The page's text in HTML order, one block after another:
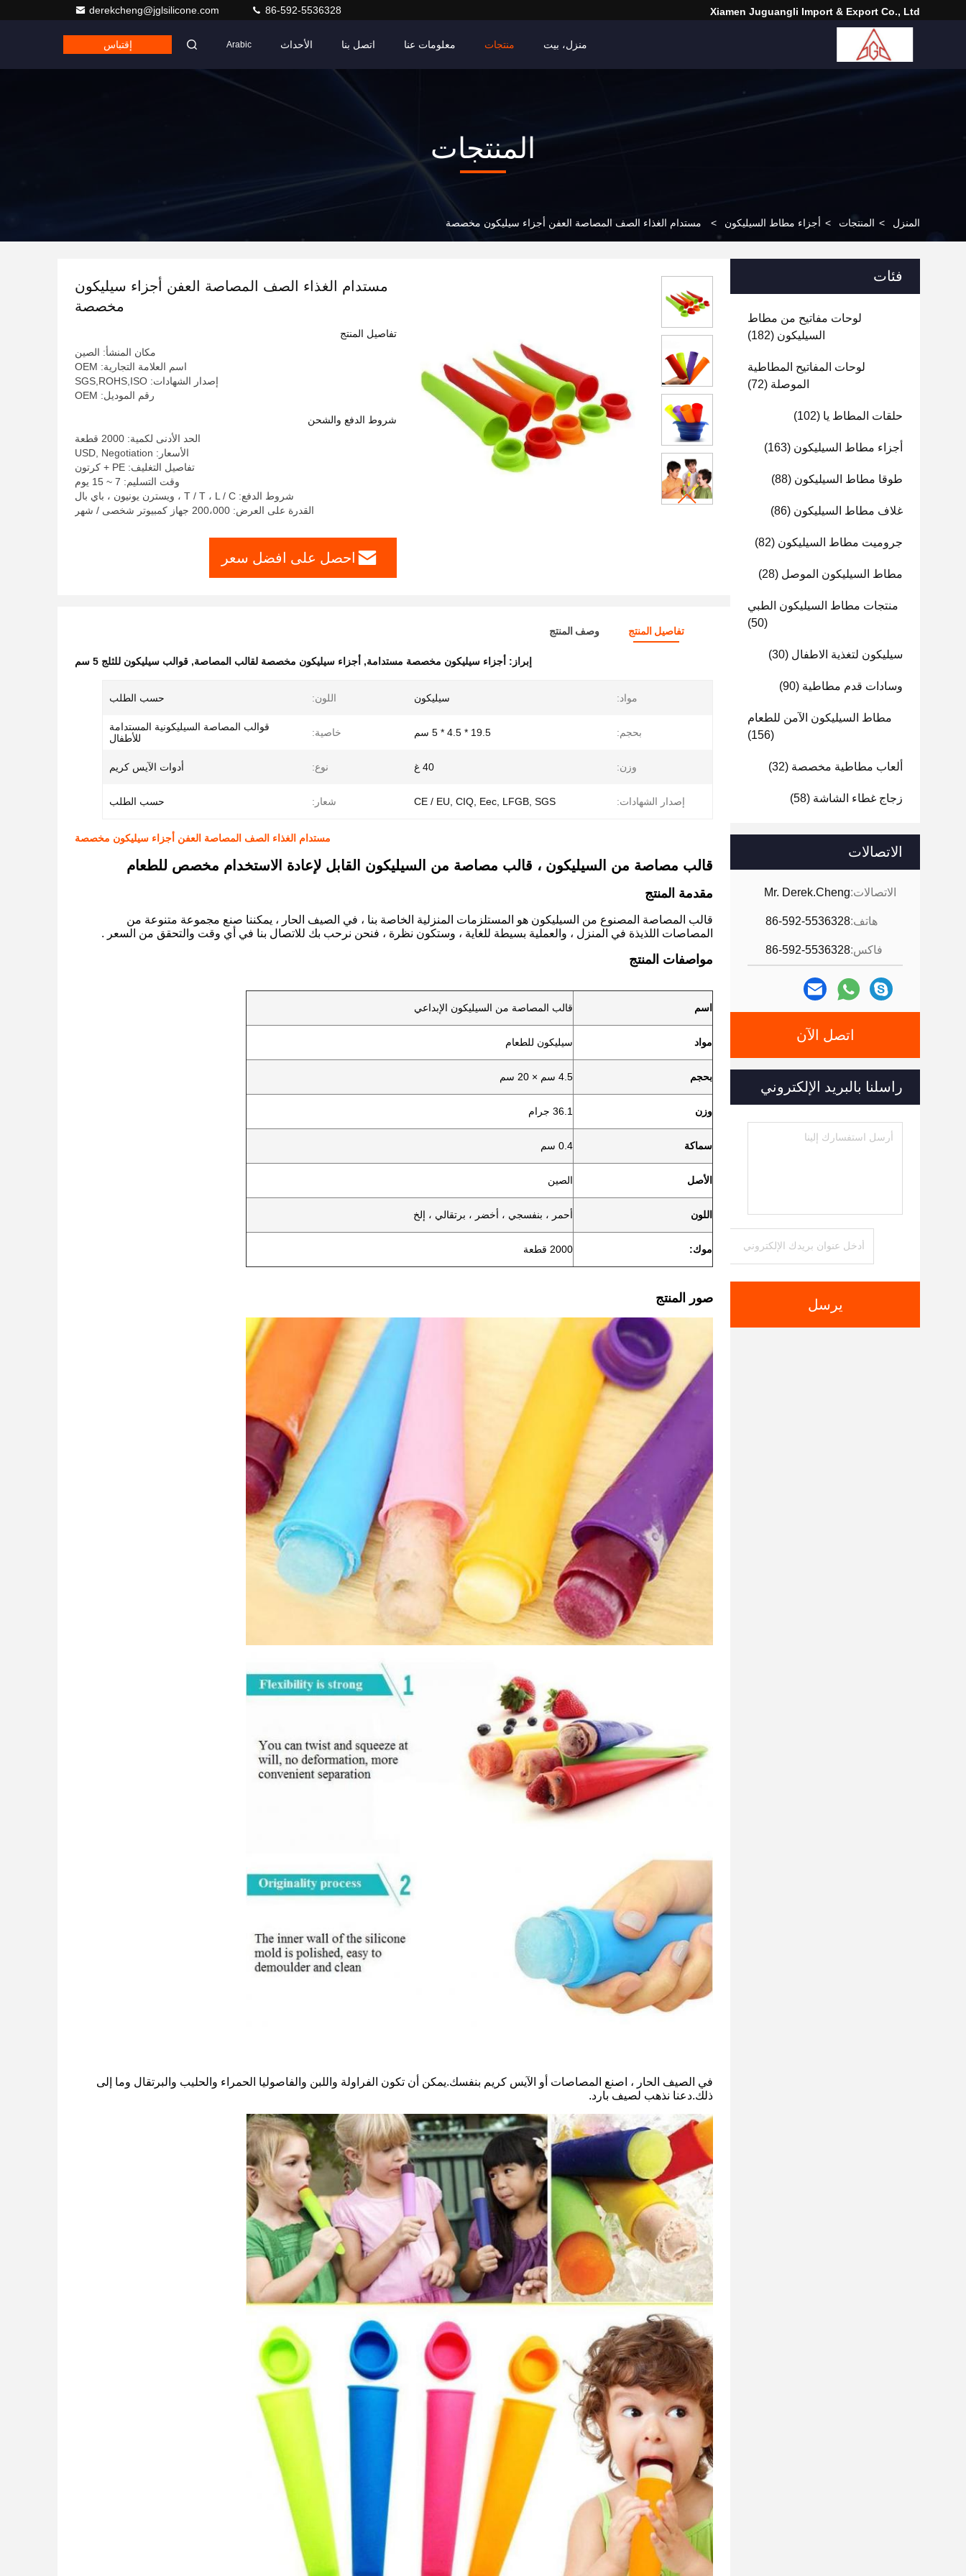
Xiamen Juguangli Import & Export Co., Ltd
derekcheng@jglsilicone.com 86-592-5536328
منزل، بيت منتجات معلومات عنا اتصل بنا الأحداث Arabic إقتباس
المنتجات
المنزل > المنتجات > أجزاء مطاط السيليكون > مستدام الغذاء الصف المصاصة العفن أجزاء سيليكون مخصصة
فئات
لوحات مفاتيح من مطاط
السيليكون (182)
لوحات المفاتيح المطاطية
الموصلة (72)
حلقات المطاط يا (102)
أجزاء مطاط السيليكون (163)
طوقا مطاط السيليكون (88)
غلاف مطاط السيليكون (86)
جروميت مطاط السيليكون (82)
مطاط السيليكون الموصل (28)
منتجات مطاط السيليكون الطبي
(50)
سيليكون لتغذية الاطفال (30)
وسادات قدم مطاطية (90)
مطاط السيليكون الآمن للطعام
(156)
ألعاب مطاطية مخصصة (32)
زجاج غطاء الشاشة (58)
الاتصالات
الاتصالات:Mr. Derek.Cheng
هاتف:86-592-5536328
فاكس:86-592-5536328
اتصل الآن
راسلنا بالبريد الإلكتروني
يرسل
مستدام الغذاء الصف المصاصة العفن أجزاء سيليكون
مخصصة
تفاصيل المنتج
مكان المنشأ: الصين
اسم العلامة التجارية: OEM
إصدار الشهادات: SGS,ROHS,ISO
رقم الموديل: OEM
شروط الدفع والشحن
الحد الأدنى لكمية: 2000 قطعة
الأسعار: USD, Negotiation
تفاصيل التغليف: PE + كرتون
وقت التسليم: 7 ~ 15 يوم
شروط الدفع: T / T ، L / C ، ويسترن يونيون ، باي بال
القدرة على العرض: 200،000 جهاز كمبيوتر شخصى / شهر
احصل على افضل سعر
تفاصيل المنتج وصف المنتج
إبراز: أجزاء سيليكون مخصصة مستدامة, أجزاء سيليكون مخصصة لقالب المصاصة, قوالب سيليكون للثلج 5 سم
مواد: سيليكون اللون: حسب الطلب
بحجم: 19.5 * 4.5 * 5 سم خاصية:
قوالب المصاصة السيليكونية المستدامة
للأطفال
وزن: 40 غ نوع: أدوات الآيس كريم
إصدار الشهادات: CE / EU, CIQ, Eec, LFGB, SGS شعار: حسب الطلب
مستدام الغذاء الصف المصاصة العفن أجزاء سيليكون مخصصة
قالب مصاصة من السيليكون ، قالب مصاصة من السيليكون القابل لإعادة الاستخدام مخصص للطعام
مقدمة المنتج
قالب المصاصة المصنوع من السيليكون هو المستلزمات المنزلية الخاصة بنا ، في الصيف الحار ، يمكننا صنع مجموعة متنوعة من
المصاصات اللذيذة في المنزل ، والعملية بسيطة للغاية ، وستكون نظرة ، فنحن نرحب بك للاتصال بنا في أي وقت والتحقق من السعر .
مواصفات المنتج
اسم قالب المصاصة من السيليكون الإبداعي
مواد سيليكون للطعام
بحجم 4.5 سم × 20 سم
وزن 36.1 جرام
سماكة 0.4 سم
الأصل الصين
اللون أحمر ، بنفسجي ، أخضر ، برتقالي ، إلخ
موك: 2000 قطعة
صور المنتج
في الصيف الحار ، اصنع المصاصات أو الآيس كريم بنفسك.يمكن أن تكون الفراولة واللبن والفاصوليا الحمراء والحليب والبرتقال وما إلى
ذلك.دعنا نذهب لصيف بارد.